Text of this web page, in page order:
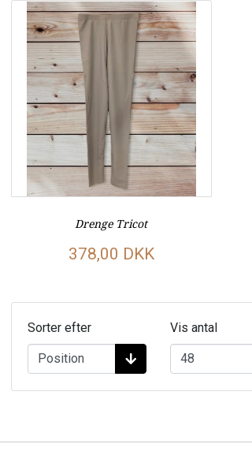
Drenge Tricot
378,00 DKK
Sorter efter Vis antal